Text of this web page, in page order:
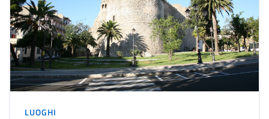
LUOGHI